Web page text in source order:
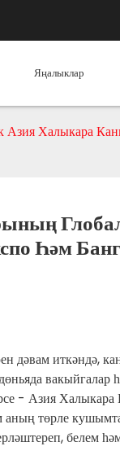
Яңалыклар
Халыкара
Һәм
дәвам иткәндә,
- Азия
төрле
белем